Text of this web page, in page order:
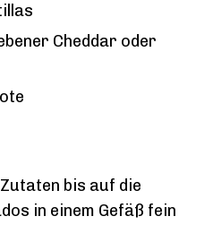
Cheddar oder
bis auf die
in einem Gefäß fein